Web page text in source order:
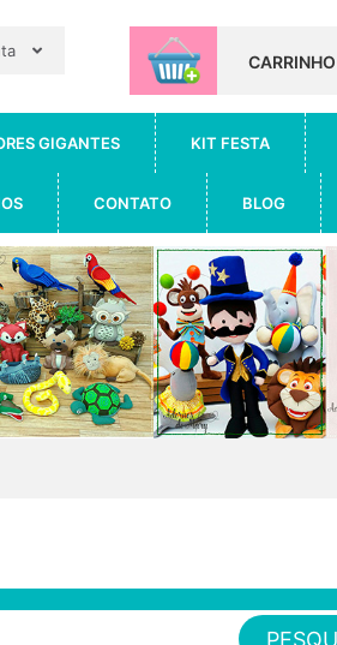
GIGANTES KIT FESTA
CONTATO BLOG